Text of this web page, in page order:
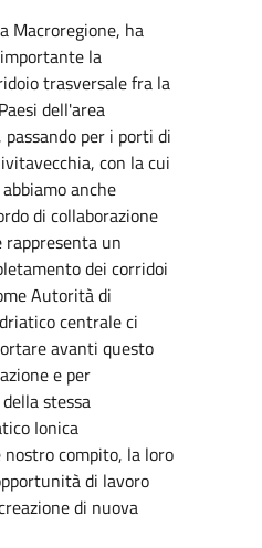
Macroregione, ha
la
trasversale fra la
dell'area
passando per i porti di
con la cui
anche
di collaborazione
rappresenta un
dei corridoi
Autorità di
centrale ci
avanti questo
e per
stessa
Ionica
nostro compito, la loro
di lavoro
di nuova